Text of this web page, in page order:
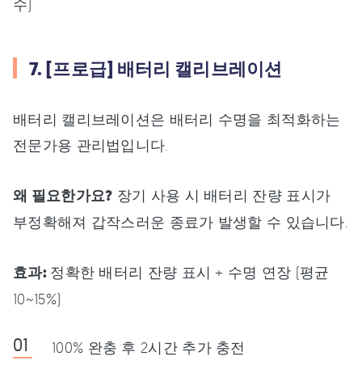
수)
7. [프로급] 배터리 캘리브레이션
배터리 캘리브레이션은 배터리 수명을 최적화하는
전문가용 관리법입니다.
왜 필요한가요? 장기 사용 시 배터리 잔량 표시가
부정확해져 갑작스러운 종료가 발생할 수 있습니다.
효과: 정확한 배터리 잔량 표시 + 수명 연장 (평균
10~15%)
100% 완충 후 2시간 추가 충전